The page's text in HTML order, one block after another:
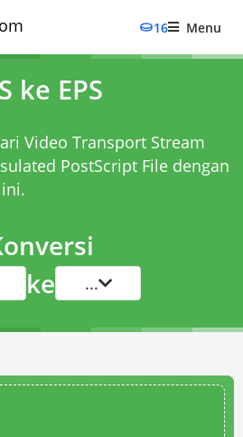
16 Menu
ke EPS
Video Transport Stream
PostScript File dengan
ini.
ke ...